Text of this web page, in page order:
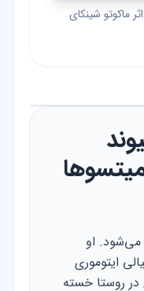
می‌شود. او
ایتوموری
روستا خسته